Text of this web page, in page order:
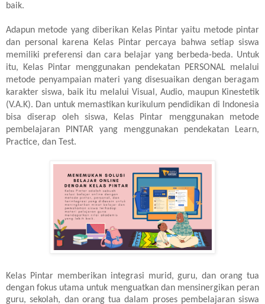
baik.
Adapun metode yang diberikan Kelas Pintar yaitu metode pintar
dan personal karena Kelas Pintar percaya bahwa setiap siswa
memiliki preferensi dan cara belajar yang berbeda-beda. Untuk
itu, Kelas Pintar menggunakan pendekatan PERSONAL melalui
metode penyampaian materi yang disesuaikan dengan beragam
karakter siswa, baik itu melalui Visual, Audio, maupun Kinestetik
(V.A.K). Dan untuk memastikan kurikulum pendidikan di Indonesia
bisa diserap oleh siswa, Kelas Pintar menggunakan metode
pembelajaran PINTAR yang menggunakan pendekatan Learn,
Practice, dan Test.
Kelas Pintar memberikan integrasi murid, guru, dan orang tua
dengan fokus utama untuk menguatkan dan mensinergikan peran
guru, sekolah, dan orang tua dalam proses pembelajaran siswa